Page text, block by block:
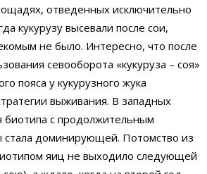
отведенных исключительно
кукурузу высевали после сои,
не было. Интересно, что после
севооборота «кукуруза – соя»
пояса у кукурузного жука
выживания. В западных
биотипа с продолжительным
стала доминирующей. Потомство из
яиц не выходило следующей